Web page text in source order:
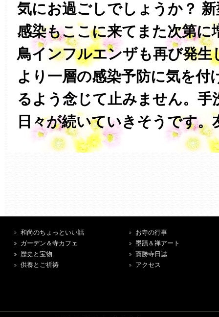
気にお過ごしでしょうか？
感染もここに来てまた次第に
鳥インフルエンザも再び発生
より一層の感染予防に気を付
るよう念じて止みません。手
日々が続いていきそうです。
和尚のちょっといい話
ガーデン＆寺カフェ
歴史と宝物
供養とご祈祷
お寺の行事
墨蹟＆禅アート
寶勝寺日誌
アクセス